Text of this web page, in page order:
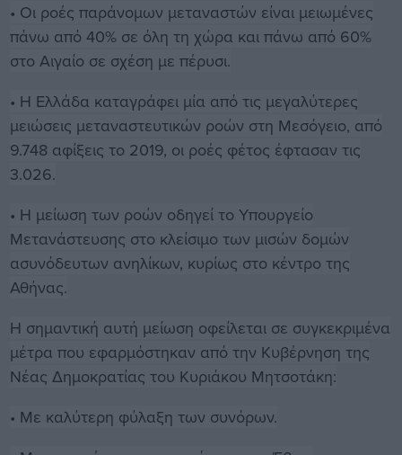
• Οι ροές παράνομων μεταναστών είναι μειωμένες
πάνω από 40% σε όλη τη χώρα και πάνω από 60%
στο Αιγαίο σε σχέση με πέρυσι.
• Η Ελλάδα καταγράφει μία από τις μεγαλύτερες
μειώσεις μεταναστευτικών ροών στη Μεσόγειο, από
9.748 αφίξεις το 2019, οι ροές φέτος έφτασαν τις
3.026.
• Η μείωση των ροών οδηγεί το Υπουργείο
Μετανάστευσης στο κλείσιμο των μισών δομών
ασυνόδευτων ανηλίκων, κυρίως στο κέντρο της
Αθήνας.
Η σημαντική αυτή μείωση οφείλεται σε συγκεκριμένα
μέτρα που εφαρμόστηκαν από την Κυβέρνηση της
Νέας Δημοκρατίας του Κυριάκου Μητσοτάκη:
• Με καλύτερη φύλαξη των συνόρων.